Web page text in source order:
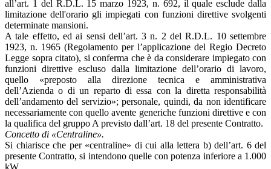
all’art. 1 del R.D.L. 15 marzo 1923, n. 692, il quale esclude dalla
limitazione dell'orario gli impiegati con funzioni direttive svolgenti
determinate mansioni.
A tale effetto, ed ai sensi dell’art. 3 n. 2 del R.D.L. 10 settembre
1923, n. 1965 (Regolamento per l’applicazione del Regio Decreto
Legge sopra citato), si conferma che è da considerare impiegato con
funzioni direttive escluso dalla limitazione dell’orario di lavoro,
quello «preposto alla direzione tecnica e amministrativa
dell’Azienda o di un reparto di essa con la diretta responsabilità
dell’andamento del servizio»; personale, quindi, da non identificare
necessariamente con quello avente generiche funzioni direttive e con
la qualifica del gruppo A previsto dall’art. 18 del presente Contratto.
Concetto di «Centraline».
Si chiarisce che per «centraline» di cui alla lettera b) dell’art. 6 del
presente Contratto, si intendono quelle con potenza inferiore a 1.000
kW.